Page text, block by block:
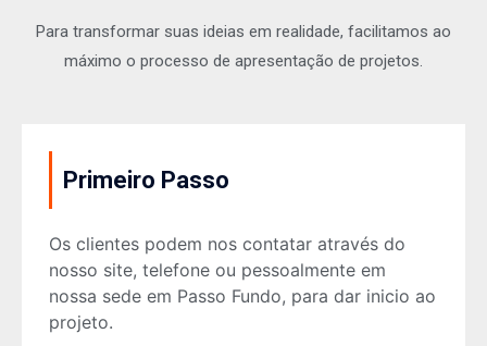
Para transformar suas ideias em realidade, facilitamos ao
máximo o processo de apresentação de projetos.
Primeiro Passo
Os clientes podem nos contatar através do
nosso site, telefone ou pessoalmente em
nossa sede em Passo Fundo, para dar inicio ao
projeto.